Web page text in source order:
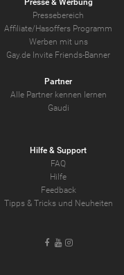
Presse & Werbung
Pressebereich
Affiliate/Hasoffers Programm
Werben mit uns
Gay.de Invite Friends-Banner
Partner
Alle Partner kennen lernen
Gaudi
Hilfe & Support
FAQ
Hilfe
Feedback
Tipps & Tricks und Neuheiten
Facebook
YoutubeInstagram